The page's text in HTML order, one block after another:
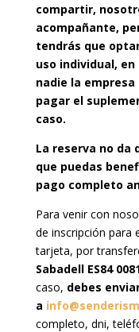
compartir,
acompañante,
tendrás que
uso individual,
nadie la empresa
pagar el
caso.
La reserva no da
que puedas
pago completo
Para venir con
de inscripción para
tarjeta, por
Sabadell ES84
caso, debes
a
completo, dni,